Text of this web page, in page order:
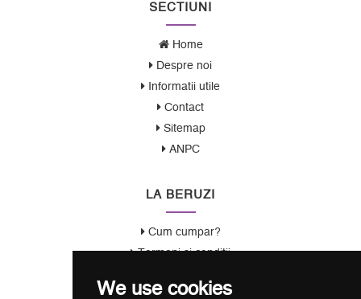
We use cookies
SECTIUNI
Home
Despre noi
Informatii utile
Contact
Sitemap
ANPC
LA BERUZI
Cum cumpar?
Termeni si conditii
Politica de Confidentialitate